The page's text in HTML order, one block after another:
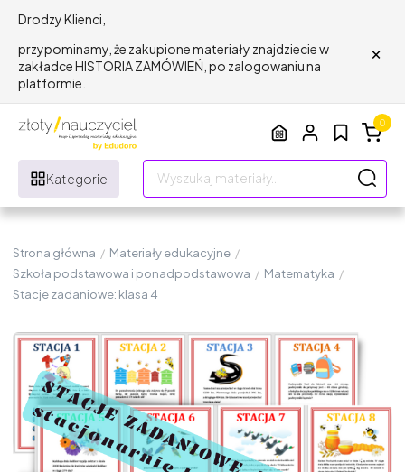
Drodzy Klienci,
przypominamy, że zakupione materiały znajdziecie w
zakładce HISTORIA ZAMÓWIEŃ, po zalogowaniu na
platformie.
×
Kategorie
0
Strona główna / Materiały edukacyjne /
Szkoła podstawowa i ponadpodstawowa / Matematyka /
Stacje zadaniowe: klasa 4